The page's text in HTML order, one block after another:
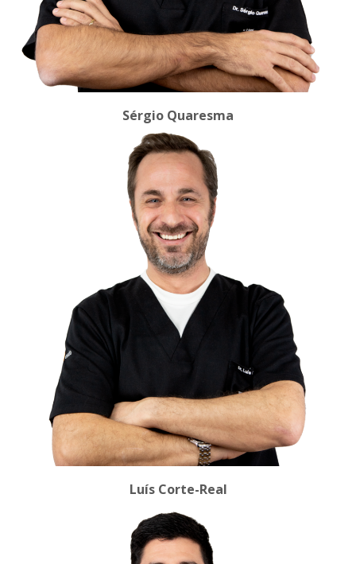
Sérgio Quaresma
Luís Corte-Real